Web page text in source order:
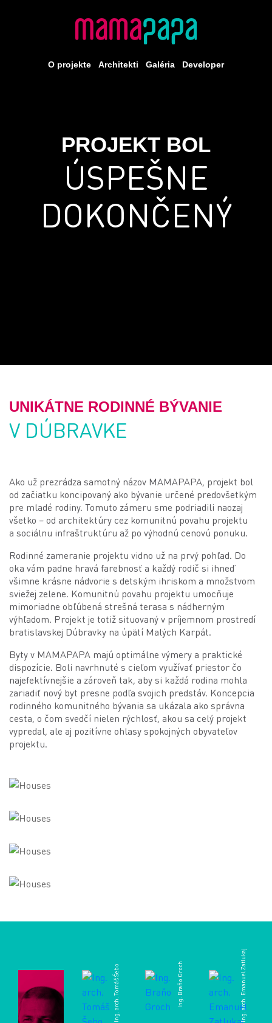
O projekte Architekti Galéria Developer
PROJEKT BOL
ÚSPEŠNE
DOKONČENÝ
UNIKÁTNE RODINNÉ BÝVANIE
V DÚBRAVKE
Ako už prezrádza samotný názov MAMAPAPA, projekt bol
od začiatku koncipovaný ako bývanie určené predovšetkým
pre mladé rodiny. Tomuto zámeru sme podriadili naozaj
všetko – od architektúry cez komunitnú povahu projektu
a sociálnu infraštruktúru až po výhodnú cenovú ponuku.
Rodinné zameranie projektu vidno už na prvý pohľad. Do
oka vám padne hravá farebnosť a každý rodič si ihneď
všimne krásne nádvorie s detským ihriskom a množstvom
sviežej zelene. Komunitnú povahu projektu umocňuje
mimoriadne obľúbená strešná terasa s nádherným
výhľadom. Projekt je totiž situovaný v príjemnom prostredí
bratislavskej Dúbravky na úpätí Malých Karpát.
Byty v MAMAPAPA majú optimálne výmery a praktické
dispozície. Boli navrhnuté s cieľom využívať priestor čo
najefektívnejšie a zároveň tak, aby si každá rodina mohla
zariadiť nový byt presne podľa svojich predstáv. Koncepcia
rodinného komunitného bývania sa ukázala ako správna
cesta, o čom svedčí nielen rýchlosť, akou sa celý projekt
vypredal, ale aj pozitívne ohlasy spokojných obyvateľov
projektu.
Ing. arch. Tomáš Šebo Ing. Braňo Groch Ing. arch. Emanuel Zatlukaj